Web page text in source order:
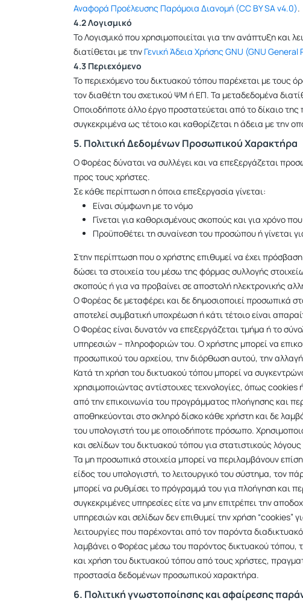
Αναφορά Προέλευσης Παρόμοια Διανομή (CC BY SA v4.0).
4.2 Λογισμικό
Το Λογισμικό που χρησιμοποιείται για την ανάπτυξη και
διατίθεται με την Γενική Άδεια Χρήσης GNU (GNU
4.3 Περιεχόμενο
Το περιεχόμενο του δικτυακού τόπου παρέχεται με
τον διαθέτη του σχετικού ΨΜ ή ΕΠ. Τα μεταδεδομένα
Οποιοδήποτε άλλο έργο προστατεύεται από το δίκαιο της
συγκεκριμένα ως τέτοιο και καθορίζεται η άδεια με την
5. Πολιτική Δεδομένων Προσωπικού Χαρακτήρα
Ο Φορέας δύναται να συλλέγει και να επεξεργάζεται
προς τους χρήστες.
Σε κάθε περίπτωση η όποια επεξεργασία γίνεται:
Είναι σύμφωνη με το νόμο
Γίνεται για καθορισμένους σκοπούς και για χρόνο
Προϋποθέτει τη συναίνεση του προσώπου ή γίνεται
Στην περίπτωση που ο χρήστης επιθυμεί να έχει
δώσει τα στοιχεία του μέσω της φόρμας συλλογής
σκοπούς ή για να προβαίνει σε αποστολή ηλεκτρονικής
Ο Φορέας δε μεταφέρει και δε δημοσιοποιεί προσωπικά
αποτελεί συμβατική υποχρέωση ή κάτι τέτοιο είναι
Ο Φορέας είναι δυνατόν να επεξεργάζεται τμήμα ή το
υπηρεσιών – πληροφοριών του. Ο χρήστης μπορεί να
προσωπικού του αρχείου, την διόρθωση αυτού, την
Κατά τη χρήση του δικτυακού τόπου μπορεί να
χρησιμοποιώντας αντίστοιχες τεχνολογίες, όπως
από την επικοινωνία του προγράμματος πλοήγησης και
αποθηκεύονται στο σκληρό δίσκο κάθε χρήστη και δε
του υπολογιστή του με οποιοδήποτε πρόσωπο.
και σελίδων του δικτυακού τόπου για στατιστικούς
Τα μη προσωπικά στοιχεία μπορεί να περιλαμβάνουν
είδος του υπολογιστή, το λειτουργικό του σύστημα, τον
μπορεί να ρυθμίσει το πρόγραμμά του για πλοήγηση και
συγκεκριμένες υπηρεσίες είτε να μην επιτρέπει την
υπηρεσιών και σελίδων δεν επιθυμεί την χρήση “cookies”
λειτουργίες που παρέχονται από τον παρόντα
λαμβάνει ο Φορέας μέσω του παρόντος δικτυακού τόπου,
και χρήση του δικτυακού τόπου από τους χρήστες,
προστασία δεδομένων προσωπικού χαρακτήρα.
6. Πολιτική γνωστοποίησης και αφαίρεσης